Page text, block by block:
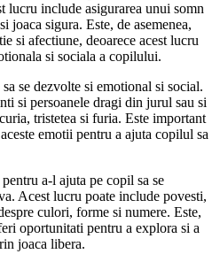
lucru include asigurarea unui somn
joaca sigura. Este, de asemenea,
si afectiune, deoarece acest lucru
si sociala a copilului.
se dezvolte si emotional si social.
si persoanele dragi din jurul sau si
tristetea si furia. Este important
emotii pentru a ajuta copilul sa
a-l ajuta pe copil sa se
Acest lucru poate include povesti,
culori, forme si numere. Este,
oportunitati pentru a explora si a
joaca libera.